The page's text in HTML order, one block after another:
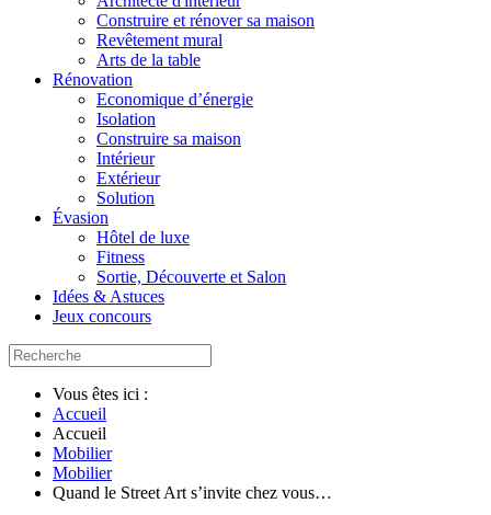
Construire et rénover sa maison
Revêtement mural
Arts de la table
Rénovation
Economique d’énergie
Isolation
Construire sa maison
Intérieur
Extérieur
Solution
Évasion
Hôtel de luxe
Fitness
Sortie, Découverte et Salon
Idées & Astuces
Jeux concours
Vous êtes ici :
Accueil
Accueil
Mobilier
Mobilier
Quand le Street Art s’invite chez vous…